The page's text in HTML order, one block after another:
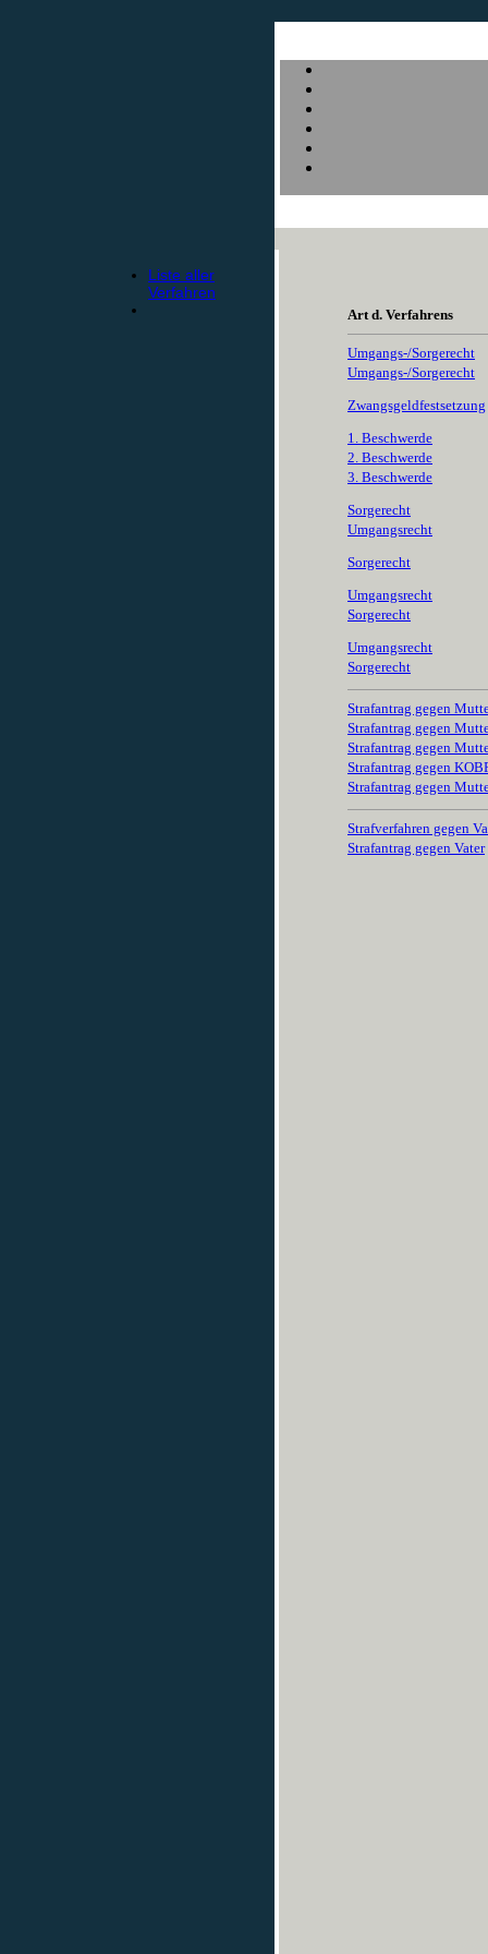
Liste aller
Verfahren
Art d. Verfahrens
Umgangs-/Sorgerecht
Umgangs-/Sorgerecht
Zwangsgeldfestsetzung
1. Beschwerde
2. Beschwerde
3. Beschwerde
Sorgerecht
Umgangsrecht
Sorgerecht
Umgangsrecht
Sorgerecht
Umgangsrecht
Sorgerecht
Strafantrag gegen
Strafantrag gegen
Strafantrag gegen
Strafantrag gegen
Strafantrag gegen
Strafverfahren gegen
Strafantrag gegen Vater